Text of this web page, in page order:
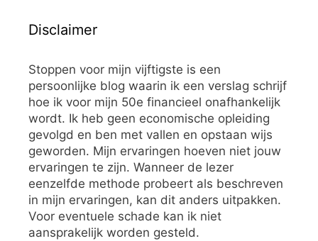
Disclaimer
Stoppen voor mijn vijftigste is een
persoonlijke blog waarin ik een verslag schrijf
hoe ik voor mijn 50e financieel onafhankelijk
wordt. Ik heb geen economische opleiding
gevolgd en ben met vallen en opstaan wijs
geworden. Mijn ervaringen hoeven niet jouw
ervaringen te zijn. Wanneer de lezer
eenzelfde methode probeert als beschreven
in mijn ervaringen, kan dit anders uitpakken.
Voor eventuele schade kan ik niet
aansprakelijk worden gesteld.